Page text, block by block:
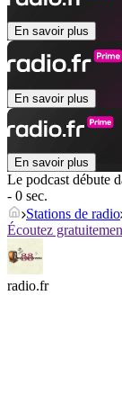
En savoir plus
En savoir plus
En savoir plus
Le podcast débute
- 0 sec.
Stations de radio
Écoutez
radio.fr